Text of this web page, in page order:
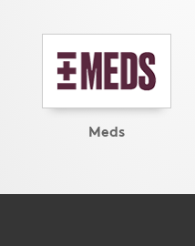
Meds